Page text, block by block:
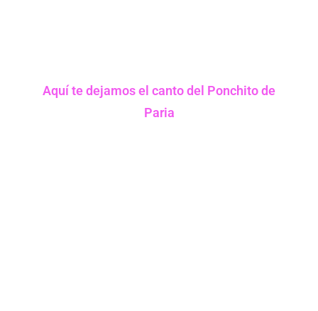
Aquí te dejamos el canto del Ponchito de
Paria